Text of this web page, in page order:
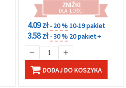
ZNIŻKI
DLA ILOŚCI
4.09 zł- 20 %10-19 pakiet
3.58 zł- 30 % 20 pakiet +
DODAJ DO KOSZYKA